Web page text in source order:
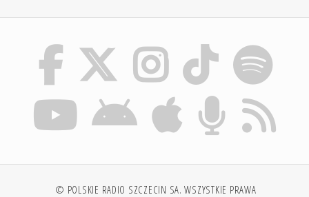
© POLSKIE RADIO SZCZECIN SA. WSZYSTKIE PRAWA